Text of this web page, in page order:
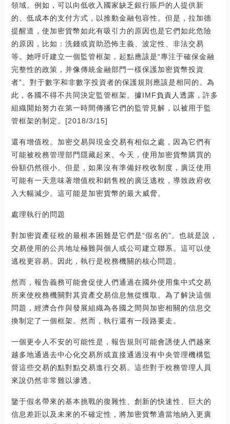
領域。例如，可以向低收入國家缺乏銀行賬戶的人提供新
的、低成本的支付方式，以推動金融包容性。但是，拉加德
提醒道，使加密貨幣如此有吸引力的原因也是它們如此危險
的原因，比如：洗錢或資助恐怖主義、波定性、非法交易
等。她呼吁建立一個監管框架，起點應該是“專注于確保金融
完整性的政策，并像傳統金融部門一樣保護加密貨幣投資
者”。對于數字和非數字投資者的保護規則應該是相同的。為
此，各國不得不共同決定監管框架。據IMF負責人透露，許多
組織開始努力在第一時間傳播它們的監管見解，以被用于監
管框架的制定。[2018/3/15]
還有增值稅。加密交易與現金交易有相似之處，因為它們有
可能被稅務管理部門隱藏起來。今天，使用加密貨幣購買的
份額仍然很小。但是，如果沒有準備好稅收制度，廣泛使用
可能有一天意味著增值稅和銷售稅的廣泛逃稅，導致政府收
入大幅減少。這可能是加密貨幣的最大威脅。
處理執行的問題
對加密資產征稅的最根本困難是它們是“假名的”。也就是說，
交易使用的公共地址極難與個人或公司建立聯系。這可以使
逃稅更容易。因此，執行是稅務機關的核心問題。
然而，報告義務可能會促使人們通過在國外使用集中式交易
所來使稅務機關對其資產交易信息無從獲取。為了解決這個
問題，經濟合作與發展組織為各國之間與加密相關的信息交
換制定了一個框架。然而，執行還有一段路要走。
一個更令人不安的可能性是，報告規則可能會誘使人們越來
越多地通過去中心化交易所或直接通過沒有中央管理機構監
督這些交易的點對點交易進行交易。這些對于稅務管理人員
來說仍然非常難以滲透。
鑒于假名帶來的基本挑戰的復雜性、創新的快速性、巨大的
信息差距以及未來的不確定性，將加密貨幣適當地納入更廣